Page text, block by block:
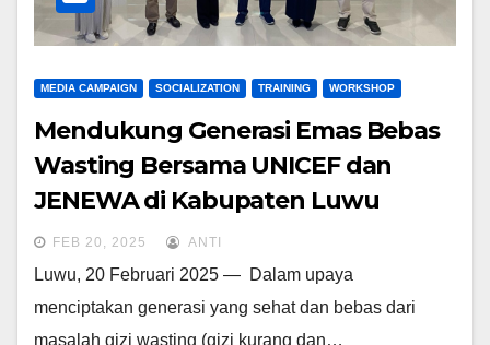
MEDIA CAMPAIGN SOCIALIZATION TRAINING WORKSHOP
Mendukung Generasi Emas Bebas
Wasting Bersama UNICEF dan
JENEWA di Kabupaten Luwu
FEB 20, 2025 ANTI
Luwu, 20 Februari 2025 — Dalam upaya
menciptakan generasi yang sehat dan bebas dari
masalah gizi wasting (gizi kurang dan…